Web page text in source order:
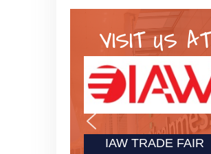
VISIT US AT
IAW TRADE FAIR